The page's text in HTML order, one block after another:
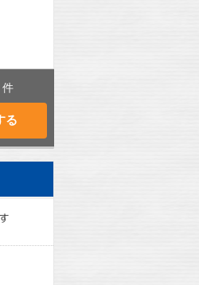
件